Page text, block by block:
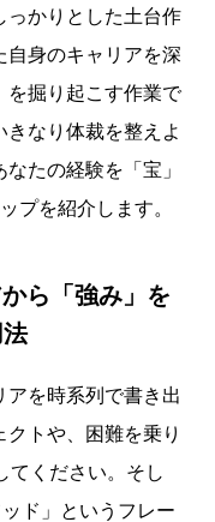
っかりとした土台作
自身のキャリアを深
を掘り起こす作業で
なり体裁を整えよ
たの経験を「宝」
プを紹介します。
ら「強み」を
アを時系列で書き出
トや、困難を乗り
てください。そし
ド」というフレー